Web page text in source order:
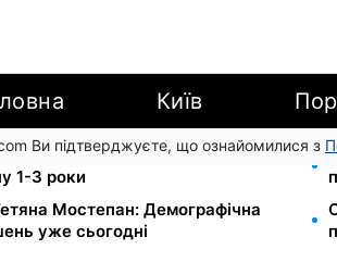
Київ
Ви підтверджуєте, що ознайомилися з
єЯсла: ПФУ пояснив
1-3 роки
Мостепан: Демографічна
уже сьогодні